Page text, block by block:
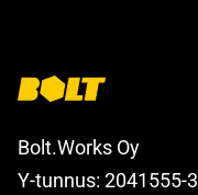
Bolt.Works Oy
Y-tunnus: 2041555-3